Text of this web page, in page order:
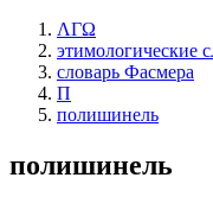
ΛΓΩ
этимологические
словарь Фасмера
П
полишинель
полишинель